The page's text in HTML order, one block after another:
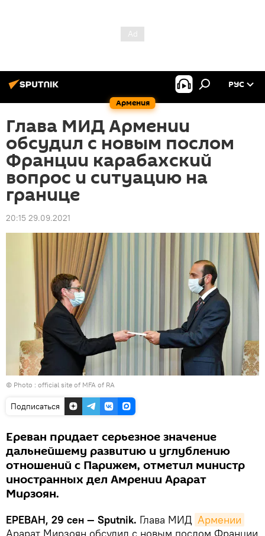
Армения
РУС
Глава МИД Армении
обсудил с новым послом
Франции карабахский
вопрос и ситуацию на
границе
20:15 29.09.2021
© Photo : official site of MFA of RA
Подписаться
Ереван придает серьезное значение
дальнейшему развитию и углублению
отношений с Парижем, отметил министр
иностранных дел Амрении Арарат
Мирзоян.
ЕРЕВАН, 29 сен — Sputnik. Глава МИД Армении
Арарат Мирзоян обсудил с новым послом Франции